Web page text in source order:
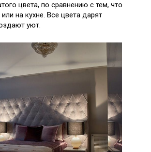
цвета, по сравнению с тем, что
на кухне. Все цвета дарят
уют.